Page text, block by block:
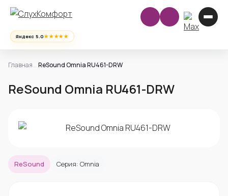
Яндекс 5.0★★★★★
Главная ReSound Omnia RU461-DRW
ReSound Omnia RU461-DRW
ReSound Серия: Omnia